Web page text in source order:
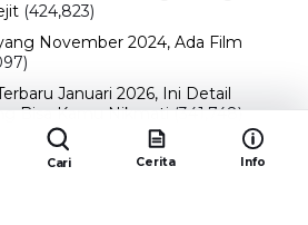
(424,823)
November 2024, Ada Film
Januari 2026, Ini Detail
Bisa Kamu Nikmati (341,748)
Sepanjang Sejarah
Cari Cerita Info